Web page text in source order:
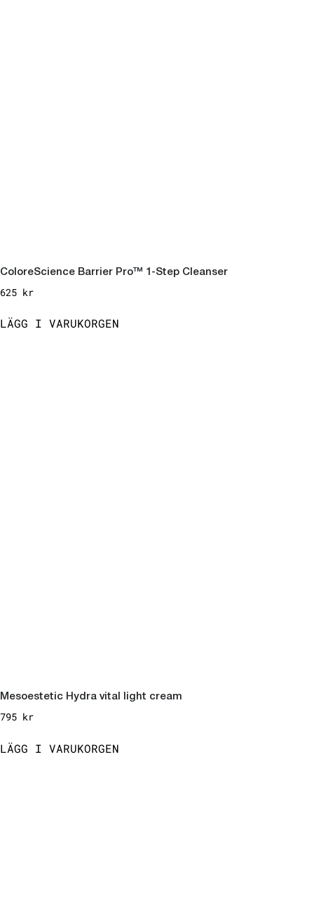
ColoreScience Barrier Pro™ 1-Step Cleanser
625 kr
LÄGG I VARUKORGEN
Mesoestetic Hydra vital light cream
795 kr
LÄGG I VARUKORGEN